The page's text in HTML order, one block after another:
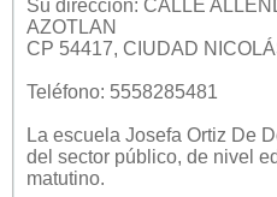
Su dirección: CALLE
AZOTLAN
CP 54417, CIUDAD
Teléfono: 5558285481
La escuela Josefa Ortiz De
del sector público, de nivel
matutino.